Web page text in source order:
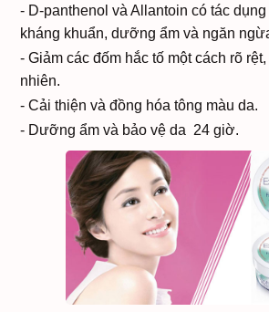
- D-panthenol và Allantoin có tác
kháng khuẩn, dưỡng ẩm và ngăn
- Giảm các đốm hắc tố một cách rõ
nhiên.
- Cải thiện và đồng hóa tông màu da.
- Dưỡng ẩm và bảo vệ da 24 giờ.